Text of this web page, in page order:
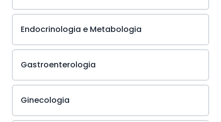
Endocrinologia e Metabologia
Gastroenterologia
Ginecologia